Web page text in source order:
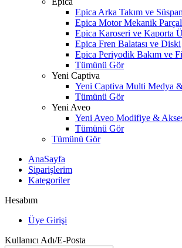
Epica Arka Takım ve
Epica Motor Mekanik
Epica Karoseri ve Kaporta
Epica Fren Balatası ve Diski
Epica Periyodik Bakım ve
Tümünü Gör
Yeni Captiva
Yeni Captiva Multi Medya
Tümünü Gör
Yeni Aveo
Yeni Aveo Modifiye &
Tümünü Gör
Tümünü Gör
AnaSayfa
Siparişlerim
Kategoriler
Hesabım
Üye Girişi
Kullanıcı Adı/E-Posta